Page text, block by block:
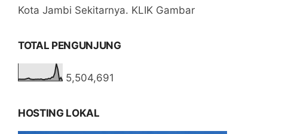
Kota Jambi Sekitarnya. KLIK Gambar
TOTAL PENGUNJUNG
5,504,691
HOSTING LOKAL